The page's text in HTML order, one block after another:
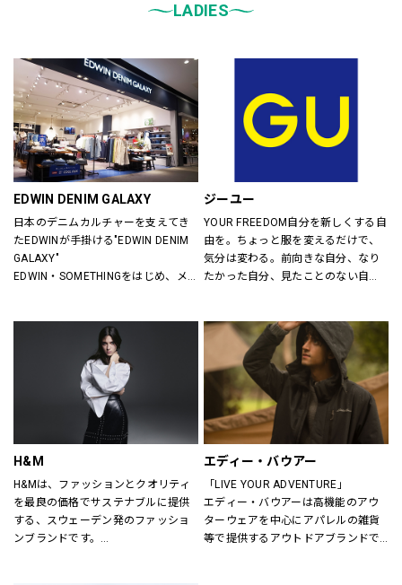
LADIES
EDWIN DENIM GALAXY
日本のデニムカルチャーを支えてき
たEDWINが手掛ける"EDWIN DENIM
GALAXY"
EDWIN・SOMETHINGをはじめ、メ
レンドアイテムまで豊富なランナッ
プを取り揃えます。
ジーユー
YOUR FREEDOM自分を新しくする自
由を。ちょっと服を変えるだけで、
気分は変わる。前向きな自分、なり
たかった自分、見たことのない自
いまの気分で、もっと自由に。GU
は、自由。
H&M
H&Mは、ファッションとクオリティ
を最良の価格でサステナブルに提供
する、スウェーデン発のファッショ
ンブランドです。
エディー・バウアー
「LIVE YOUR ADVENTURE」
エディー・バウアーは高機能のアウ
ターウェアを中心にアパレルの雑貨
等で提供するアウトドアブランドで